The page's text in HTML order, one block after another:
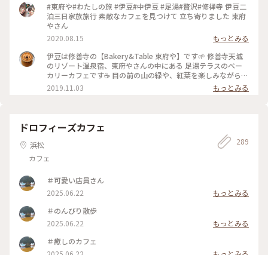
#東府や#わたしの旅 #伊豆#中伊豆 #足湯#贅沢#修禅寺 伊豆二
泊三日家族旅行 素敵なカフェを見つけて 立ち寄りました 東府
やさん
2020.08.15
もっとみる
伊豆は修善寺の【Bakery&Table 東府や】です🌱 修善寺天城
のリゾート温泉宿、東府やさんの中にある 足湯テラスのベー
カリーカフェです☕️ 目の前の山の緑や、紅葉を楽しみながら、
吉奈温泉の足湯に浸かって、 美味しいパンをいただけます🥐🥪
足湯ベーカリーカフェはもちろん、 大正時代を感じられるレ
節によってメニューが変わったり、美味しいパンがたくさんあ
ります🥐☕️✨ #伊豆 #Bakery&Table東府や #天城 #足湯 #パン
#カフェ #紅葉 #温泉 #リゾート宿 #東府や #秋の色彩 #老舗旅
2019.11.03 もっとみる
ドロフィーズカフェ
浜松
カフェ
289
＃可愛い店員さん
2025.06.22
もっとみる
＃のんびり散歩
2025.06.22
もっとみる
＃癒しのカフェ